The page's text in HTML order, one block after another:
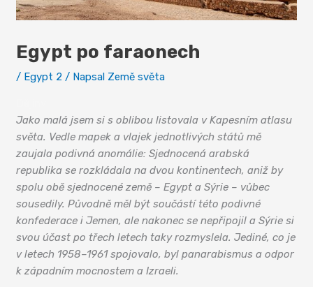
Egypt po faraonech
/ Egypt 2 / Napsal Země světa
Jako malá jsem si s oblibou listovala v Kapesním atlasu
světa. Vedle mapek a vlajek jednotlivých států mě
zaujala podivná anomálie: Sjednocená arabská
republika se rozkládala na dvou kontinentech, aniž by
spolu obě sjednocené země – Egypt a Sýrie – vůbec
sousedily. Původně měl být součástí této podivné
konfederace i Jemen, ale nakonec se nepřipojil a Sýrie si
svou účast po třech letech taky rozmyslela. Jediné, co je
v letech 1958–1961 spojovalo, byl panarabismus a odpor
k západním mocnostem a Izraeli.